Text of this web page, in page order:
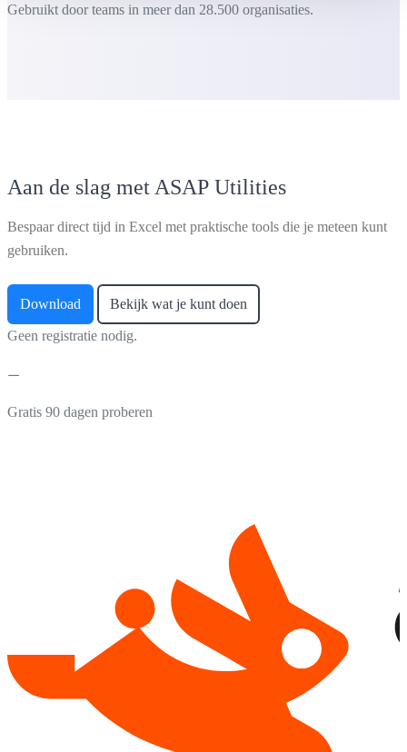
Gebruikt door teams in meer dan 28.500 organisaties.
Aan de slag met ASAP Utilities
Bespaar direct tijd in Excel met praktische tools die je meteen kunt
gebruiken.
Download Bekijk wat je kunt doen
Geen registratie nodig.
Gratis 90 dagen proberen